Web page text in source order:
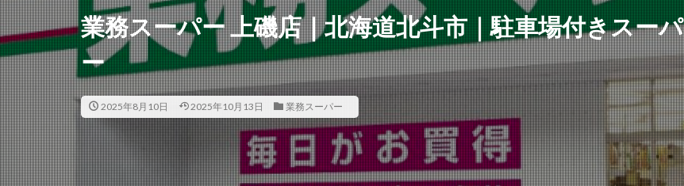
業務スーパー 上磯店｜北海道北斗市｜駐車場付きスーパ
ー
2025年8月10日 2025年10月13日 業務スーパー